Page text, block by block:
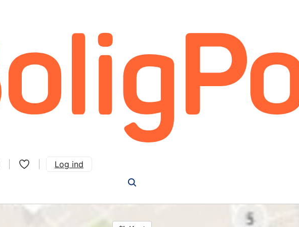
Log ind